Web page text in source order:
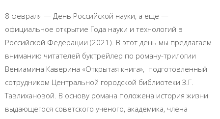
8 февраля — День Российской науки, а еще —
официальное открытие Года науки и технологий в
Российской Федерации (2021). В этот день мы предлагаем
вниманию читателей буктрейлер по роману-трилогии
Вениамина Каверина «Открытая книга», подготовленный
сотрудником Центральной городской библиотеки З.Г.
Тавлихановой. В основу романа положена история жизни
выдающегося советского ученого, академика, члена